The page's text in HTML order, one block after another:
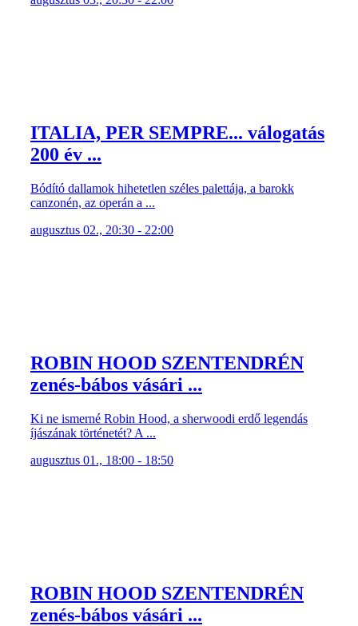
ITALIA, PER SEMPRE... válogatás
200 év ...
Bódító dallamok hihetetlen széles palettája, a barokk
canzonén, az operán a ...
augusztus 02., 20:30 - 22:00
ROBIN HOOD SZENTENDRÉN
zenés-bábos vásári ...
Ki ne ismerné Robin Hood, a sherwoodi erdő legendás
íjászának történetét? A ...
augusztus 01., 18:00 - 18:50
ROBIN HOOD SZENTENDRÉN
zenés-bábos vásári ...